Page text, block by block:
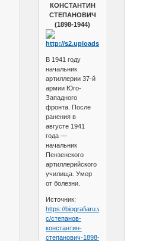
КОНСТАНТИН
СТЕПАНОВИЧ
(1898-1944)
В 1941 году
начальник
артиллерии 37-й
армии Юго-
Западного
фронта. После
ранения в
августе 1941
года —
начальник
Пензенского
артиллерийского
училища. Умер
от болезни.
Источник:
https://
с/степанов-
константин-
степанович-1898-